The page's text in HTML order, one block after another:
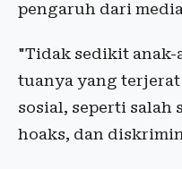
pengaruh dari
"Tidak sedikit anak-
tuanya yang terjerat
sosial, seperti salah
hoaks, dan